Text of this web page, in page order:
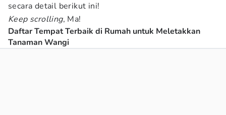
secara detail berikut ini!
Keep scrolling, Ma!
Daftar Tempat Terbaik di Rumah untuk Meletakkan
Tanaman Wangi